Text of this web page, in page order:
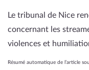
Le tribunal de Nice
concernant les
violences et
Résumé automatique de l’article